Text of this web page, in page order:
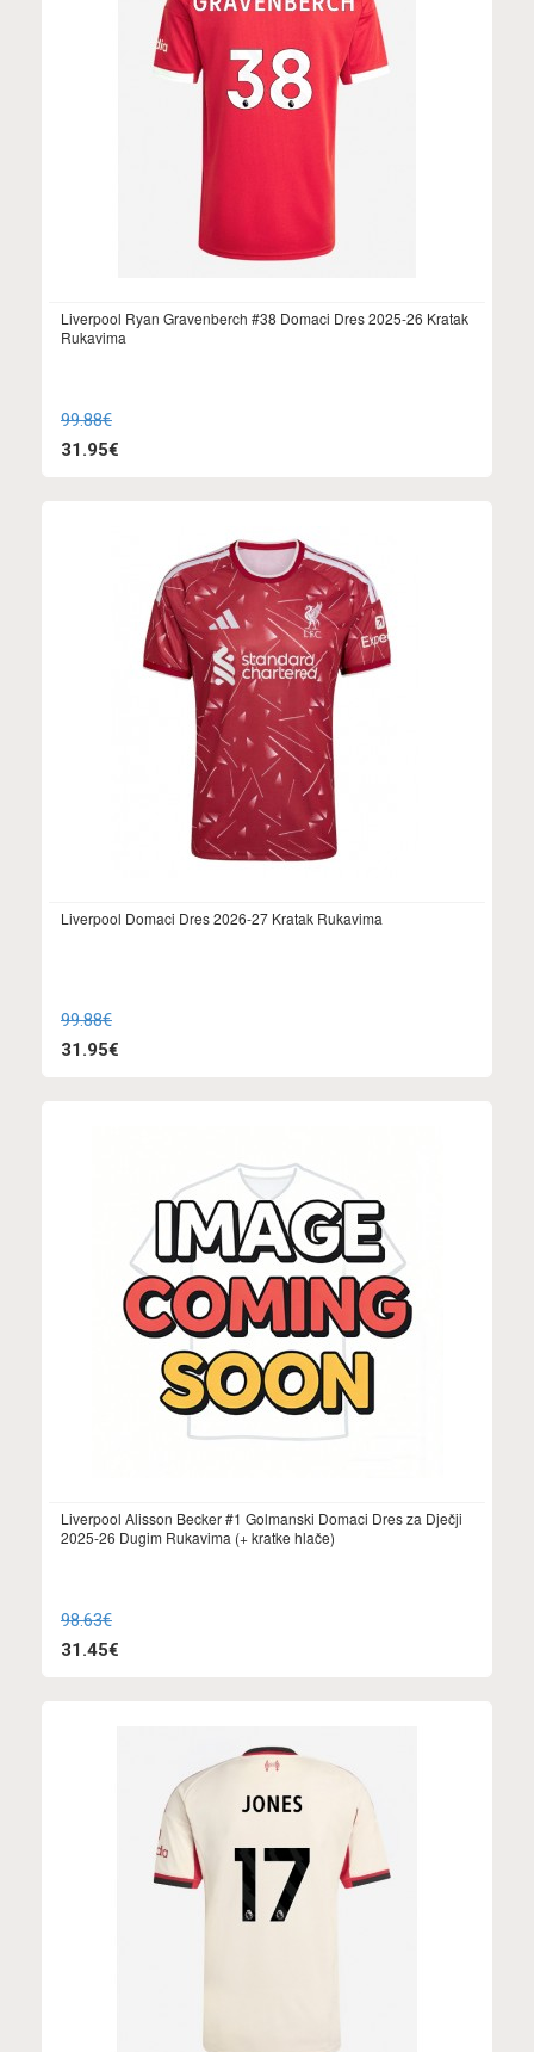
Liverpool Ryan Gravenberch #38 Domaci Dres 2025-26 Kratak
Rukavima
99.88€
31.95€
Liverpool Domaci Dres 2026-27 Kratak Rukavima
99.88€
31.95€
Liverpool Alisson Becker #1 Golmanski Domaci Dres za Dječji
2025-26 Dugim Rukavima (+ kratke hlače)
98.63€
31.45€